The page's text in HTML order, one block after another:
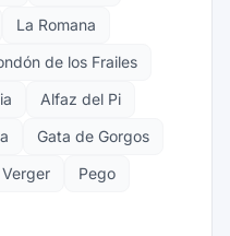
La Romana
de los Frailes
Alfaz del Pi
Gata de Gorgos
Verger
Pego